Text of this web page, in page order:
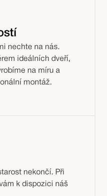
nechte na nás.
ideálních dveří,
na míru a
montáž.
nekončí. Při
k dispozici náš